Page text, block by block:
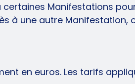
certaines Manifestations
à une autre Manifestation,
en euros. Les tarifs